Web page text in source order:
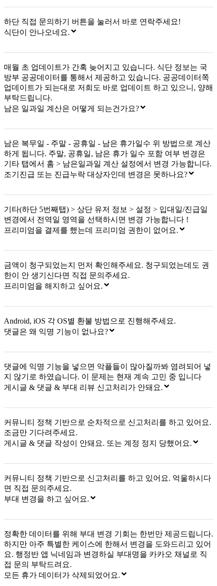
하단 직접 문의하기 버튼을 눌러서 바로 연락주세요!
식단이 안나오네요.
매월 초 업데이트가 간혹 늦어지고 있습니다. 식단 정보는 국
방부 공공데이터를 통해서 제공하고 있습니다. 공공데이터쪽
업데이트가 되는대로 저희도 바로 업데이트 하고 있으니, 양해
부탁드립니다.
남은 일과일 계산은 어떻게 되는건가요?
남은 복무일 - 주말 - 공휴일 - 남은 휴가일수 위 방법으로 계산
하게 됩니다. 주말, 공휴일, 남은 휴가 일수 포함 여부 변경은
기타 탭에서 홈 > 남은일과일 계산 설정에서 변경 가능합니다.
조기진급 또는 진급누락 대상자인데 변경은 못하나요?
기타(하단 5번째탭) > 상단 유저 정보 > 설정 > 입대일/진급일
변경에서 전역일 영역을 선택하시면 변경 가능합니다 !
프리미엄을 결제를 했는데 프리미엄 권한이 없어요.
금액이 청구되었는지 먼저 확인해주세요. 청구되었는데도 권
한이 안 생기신다면 직접 문의주세요.
프리미엄을 해지하고 싶어요.
Android, iOS 각 OS별 환불 방법으로 진행해주세요.
댓글은 왜 익명 기능이 없나요?
댓글에 익명 기능을 넣으면 악플들이 많아질까봐 염려되어 넣
지 않기로 하였습니다. 이 문제는 현재 계속 고민 중 입니다
게시글 & 댓글 & 부대 리뷰 신고처리가 안돼요.
커뮤니티 정책 기반으로 순차적으로 신고처리를 하고 있어요.
조금만 기다려주세요.
게시글 & 댓글 작성이 안돼요. 또는 계정 정지 당했어요.
커뮤니티 정책 기반으로 신고처리를 하고 있어요. 억울하시다
면 직접 문의주세요.
부대 변경을 하고 싶어요.
정확한 데이터를 위해 부대 변경 기회는 한번만 제공드립니다.
하지만 아주 특별한 케이스에 한해서 변경을 도와드리고 있어
요. 행정반 앱 닉네임과 변경하실 부대명을 카카오 채널로 직
접 문의 부탁드려요.
모든 휴가 데이터가 삭제되었어요.